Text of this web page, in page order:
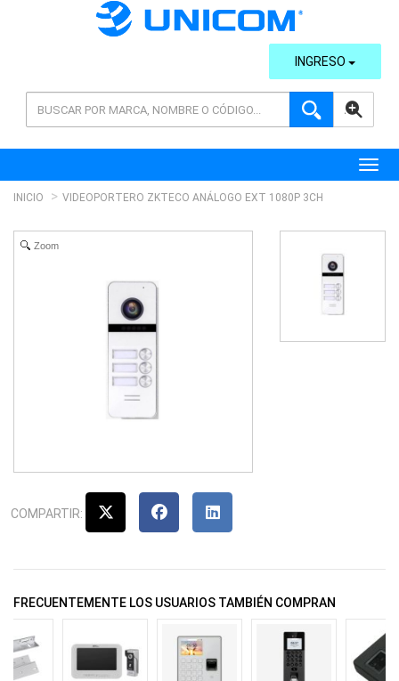
AVANZADA
INGRESO
INICIO VIDEOPORTERO ZKTECO ANÁLOGO EXT 1080P 3CH
Zoom
COMPARTIR:
FRECUENTEMENTE LOS USUARIOS TAMBIÉN COMPRAN